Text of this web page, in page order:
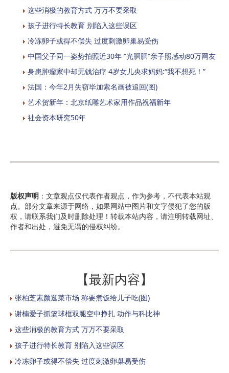
这些消极的教育方式 万万不要采取
孩子进行特长教育 别陷入这些误区
冷冻卵子或得不偿失 过度刺激卵巢易受伤
中国父子同一姿势拍照近30年 “光胴胴”亲子照感动80万网友
身患肿瘤家中却无钱治疗 4岁女儿央求妈妈:“我不想死！”
法国：今年2月失窃毕加索名画被追回(图)
艺术贺新年：北京纸雕艺术家用作品祝福新年
社会资本研究50年
版权声明 ：文章观点仅代表作者观点，作为参考，不代表本站观
点。部分文章来源于网络，如果网站中图片和文字侵犯了您的版
权，请联系我们及时删除处理！转载本站内容，请注明转载网址、
作者和出处，避免无谓的侵权纠纷。
【最新内容】
张柏芝素颜逛菜市场 称要煮饭给儿子吃(图)
谢楠爱子抓篮球框双腿空中挣扎 动作与科比神
这些消极的教育方式 万万不要采取
孩子进行特长教育 别陷入这些误区
冷冻卵子或得不偿失 过度刺激卵巢易受伤